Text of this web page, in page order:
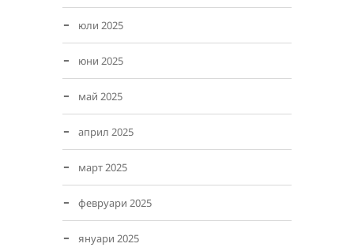
юли 2025
юни 2025
май 2025
април 2025
март 2025
февруари 2025
януари 2025